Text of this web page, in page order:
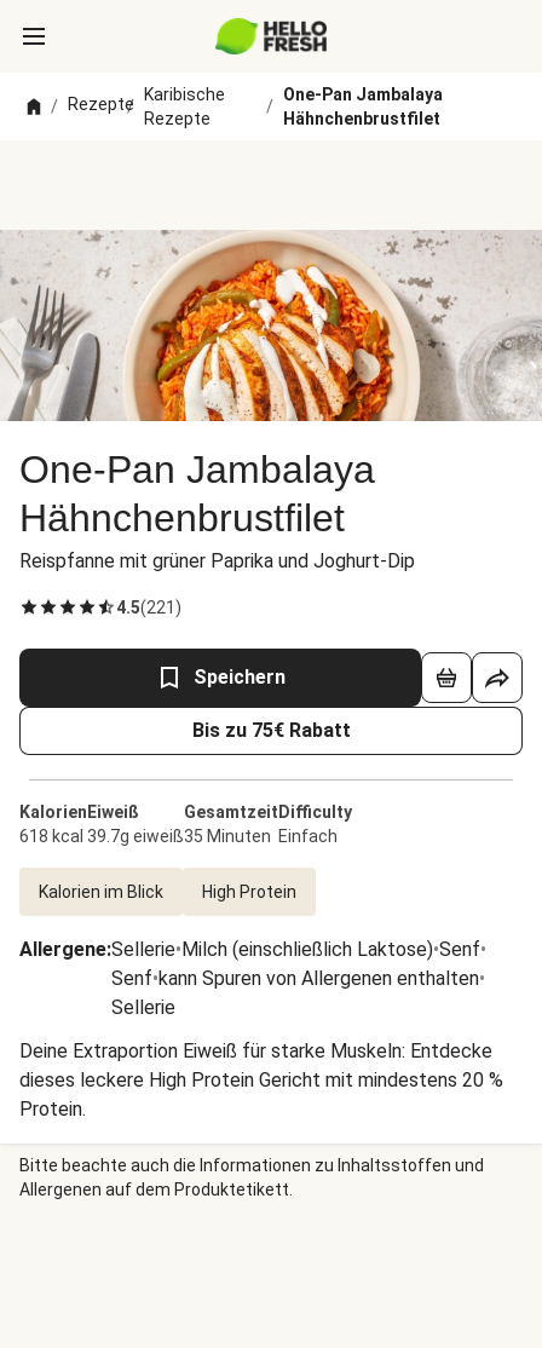
/ Rezepte
/
Karibische
Rezepte
/
One-Pan Jambalaya
Hähnchenbrustfilet
One-Pan Jambalaya
Hähnchenbrustfilet
Reispfanne mit grüner Paprika und Joghurt-Dip
4.5(221 )
Speichern
Bis zu 75€ Rabatt
Kalorien
618 kcal
Eiweiß
39.7g eiweiß
Gesamtzeit
35 Minuten
Difficulty
Einfach
Kalorien im Blick High Protein
Allergene:Sellerie•Milch (einschließlich Laktose)•Senf•
Senf•kann Spuren von Allergenen enthalten•
Sellerie
Deine Extraportion Eiweiß für starke Muskeln: Entdecke
dieses leckere High Protein Gericht mit mindestens 20 %
Protein.
Bitte beachte auch die Informationen zu Inhaltsstoffen und
Allergenen auf dem Produktetikett.